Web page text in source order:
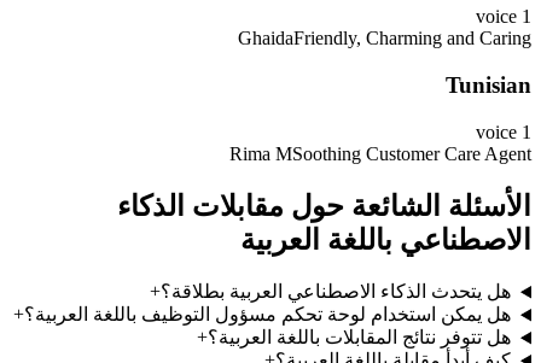
1
voice
GhaidaFriendly, Charming and Caring
Tunisian
1
voice
Rima MSoothing Customer Care Agent
الأسئلة الشائعة حول مقابلات الذكاء
الاصطناعي باللغة العربية
هل يتحدث الذكاء الاصطناعي العربية بطلاقة؟+
هل يمكن استخدام لوحة تحكم مسؤول التوظيف باللغة العربية؟+
هل تتوفر نتائج المقابلات باللغة العربية؟+